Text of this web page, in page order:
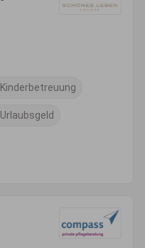
Kinderbetreuung
Urlaubsgeld